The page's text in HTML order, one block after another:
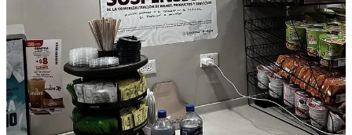
| Producto              | Parque Jaguar | Máximo     |
|-----------------------|---------------|------------
| Hab. sencilla         | $3,578        | $10,569    |
| Hab. doble            | $4,772        | $13,860    |
| Guacamole             | $227          | $280       |
| Hamburguesa           | $348          | +$400
| 3 tacos               | $306          | $400       |
| 3 quesadillas         | $201          | $290
Estos datos, levantados en 29 comercios (incluyendo supermercados
como Wal-Mart y Chedraui, farmacias y tiendas como OXXO y 7-